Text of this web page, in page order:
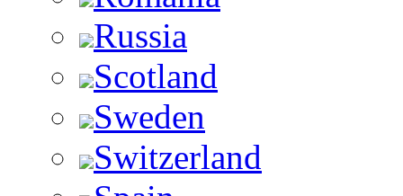
Russia
Scotland
Sweden
Switzerland